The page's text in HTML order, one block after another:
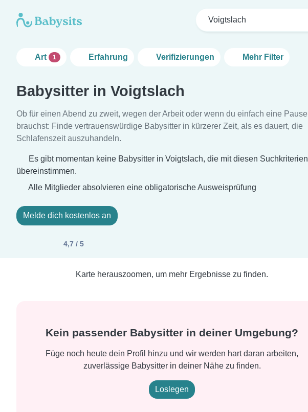
Voigtslach
Art 1 Erfahrung Verifizierungen Mehr Filter
Babysitter in Voigtslach
Ob für einen Abend zu zweit, wegen der Arbeit oder wenn du einfach eine Pause
brauchst: Finde vertrauenswürdige Babysitter in kürzerer Zeit, als es dauert, die
Schlafenszeit auszuhandeln.
Es gibt momentan keine Babysitter in Voigtslach, die mit diesen Suchkriterien
übereinstimmen.
Alle Mitglieder absolvieren eine obligatorische Ausweisprüfung
Melde dich kostenlos an
4,7 / 5
Karte herauszoomen, um mehr Ergebnisse zu finden.
Kein passender Babysitter in deiner Umgebung?
Füge noch heute dein Profil hinzu und wir werden hart daran arbeiten,
zuverlässige Babysitter in deiner Nähe zu finden.
Loslegen